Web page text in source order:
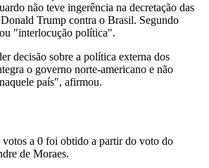
não teve ingerência na decretação das
Trump contra o Brasil. Segundo
"interlocução política".
decisão sobre a política externa dos
o governo norte-americano e não
país", afirmou.
a 0 foi obtido a partir do voto do
de Moraes.